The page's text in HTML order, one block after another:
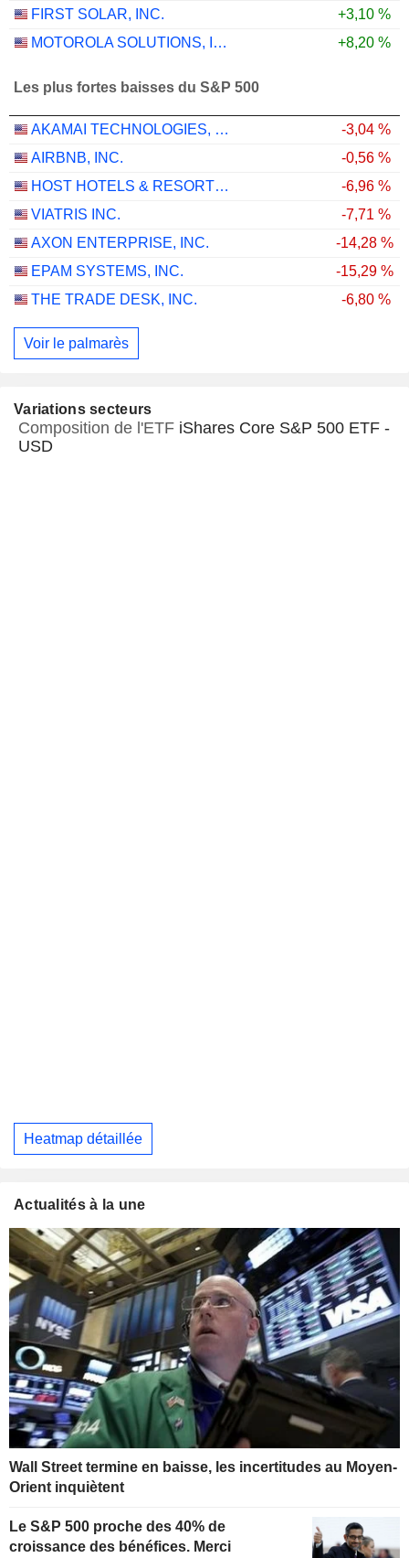
FIRST SOLAR, INC.
+3,10 %
MOTOROLA SOLUTIONS, INC.
+8,20 %
Les plus fortes baisses du S&P 500
AKAMAI TECHNOLOGIES, INC.
-3,04 %
AIRBNB, INC.
-0,56 %
HOST HOTELS & RESORTS, INC.
-6,96 %
VIATRIS INC.
-7,71 %
AXON ENTERPRISE, INC.
-14,28 %
EPAM SYSTEMS, INC.
-15,29 %
THE TRADE DESK, INC.
-6,80 %
Voir le palmarès
Variations secteurs
Composition de l'ETF iShares Core S&P 500 ETF -
USD
Heatmap détaillée
Actualités à la une
Wall Street termine en baisse, les incertitudes au Moyen-
Orient inquiètent
Le S&P 500 proche des 40% de
croissance des bénéfices. Merci